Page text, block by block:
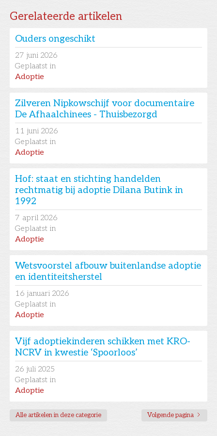
Gerelateerde artikelen
Ouders ongeschikt
27 juni 2026
Geplaatst in
Adoptie
Zilveren Nipkowschijf voor documentaire
De Afhaalchinees - Thuisbezorgd
11 juni 2026
Geplaatst in
Adoptie
Hof: staat en stichting handelden
rechtmatig bij adoptie Dilana Butink in
1992
7 april 2026
Geplaatst in
Adoptie
Wetsvoorstel afbouw buitenlandse adoptie
en identiteitsherstel
16 januari 2026
Geplaatst in
Adoptie
Vijf adoptiekinderen schikken met KRO-
NCRV in kwestie ‘Spoorloos’
26 juli 2025
Geplaatst in
Adoptie
Alle artikelen in deze categorie Volgende pagina